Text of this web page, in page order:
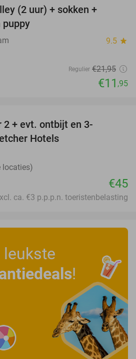
(2 uur) + sokken +
puppy
9.5 star
Regulier €21,95
€11 ,95
2 + evt. ontbijt en 3-
Hotels
locaties)
€45
ca. €3 p.p.p.n. toeristenbelasting
leukste
!